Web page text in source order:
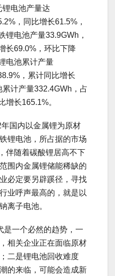
电池产量达
，同比增长61.5%，
锂电池产量33.9GWh，
长69.0%，环比下降
电池累计产量
，累计同比增长
计产量332.4GWh，占
增长165.1%。
国内以金属锂为原材
锂电池，所占据的市场
伴随着碳酸锂居高不下
围内金属锂储能稀缺的
必定要另辟蹊径，寻找
业呼声最高的，就是以
离子电池。
是一个必然的趋势，一
相关企业正在面临原材
二是锂电池回收难度
的来临，可能会造成新